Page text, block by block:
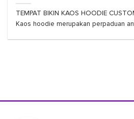
TEMPAT BIKIN KAOS HOODIE
Kaos hoodie merupakan perpaduan